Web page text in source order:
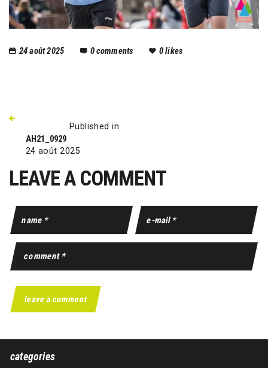
24 août 2025 0comments 0likes
Published in
AH21_0929
24 août 2025
LEAVE A COMMENT
categories